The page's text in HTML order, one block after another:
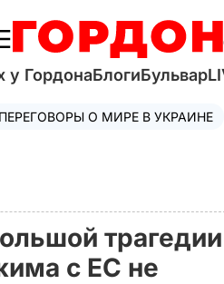
у ГордонаБлогиБульвар
ПЕРЕГОВОРЫ О МИРЕ В УКРАИНЕ
трагедии
с ЕС не